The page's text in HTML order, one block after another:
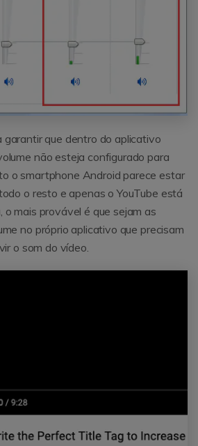
garantir que dentro do aplicativo
não esteja configurado para
o smartphone Android parece estar
o resto e apenas o YouTube está
o mais provável é que sejam as
no próprio aplicativo que precisam
o som do vídeo.